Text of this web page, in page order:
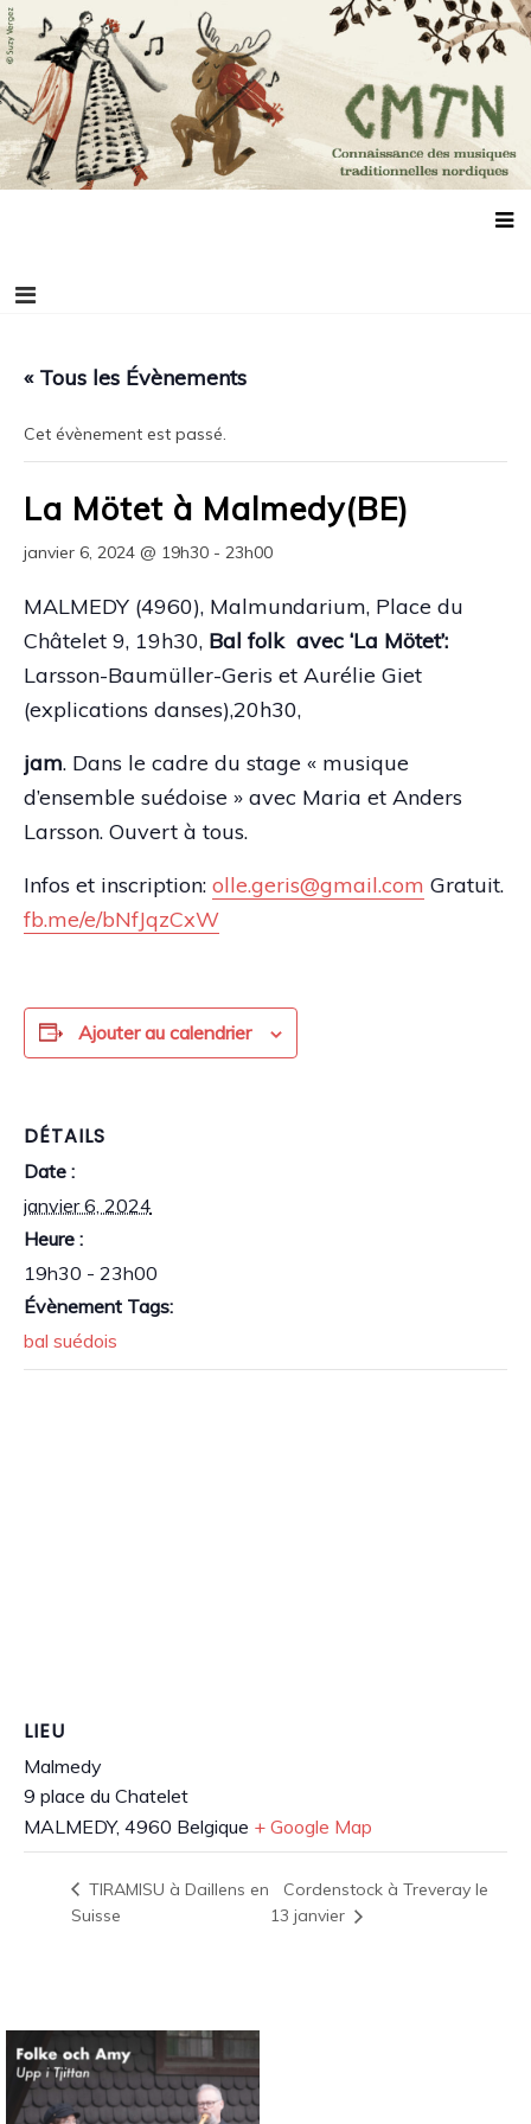
Aller
au
contenu
Connaissance des musiques traditionnelles
nordiques
Association de promotion des musiques, des danses et de la culture
scandinaves
« Tous les Évènements
Cet évènement est passé.
La Mötet à Malmedy(BE)
janvier 6, 2024 @ 19h30 - 23h00
MALMEDY (4960), Malmundarium, Place du
Châtelet 9, 19h30, Bal folk avec ‘La Mötet’:
Larsson-Baumüller-Geris et Aurélie Giet
(explications danses),20h30,
jam. Dans le cadre du stage « musique
d’ensemble suédoise » avec Maria et Anders
Larsson. Ouvert à tous.
Infos et inscription: olle.geris@gmail.com Gratuit.
fb.me/e/bNfJqzCxW
Ajouter au calendrier
DÉTAILS
Date :
janvier 6, 2024
Heure :
19h30 - 23h00
Évènement Tags:
bal suédois
LIEU
Malmedy
9 place du Chatelet
MALMEDY, 4960 Belgique + Google Map
TIRAMISU à Daillens en
Suisse
Cordenstock à Treveray le
13 janvier